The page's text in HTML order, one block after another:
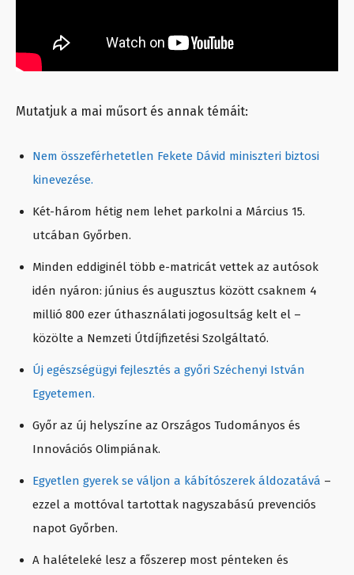
Mutatjuk a mai műsort és annak témáit:
Nem összeférhetetlen Fekete Dávid miniszteri biztosi
kinevezése.
Két-három hétig nem lehet parkolni a Március 15.
utcában Győrben.
Minden eddiginél több e-matricát vettek az autósok
idén nyáron: június és augusztus között csaknem 4
millió 800 ezer úthasználati jogosultság kelt el –
közölte a Nemzeti Útdíjfizetési Szolgáltató.
Új egészségügyi fejlesztés a győri Széchenyi István
Egyetemen.
Győr az új helyszíne az Országos Tudományos és
Innovációs Olimpiának.
Egyetlen gyerek se váljon a kábítószerek áldozatává –
ezzel a mottóval tartottak nagyszabású prevenciós
napot Győrben.
A halételeké lesz a főszerep most pénteken és